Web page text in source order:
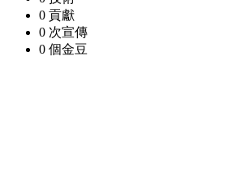
0 貢獻
0 次宣傳
0 個金豆